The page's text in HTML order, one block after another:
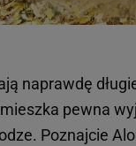
naprawdę
pewna
Poznajcie